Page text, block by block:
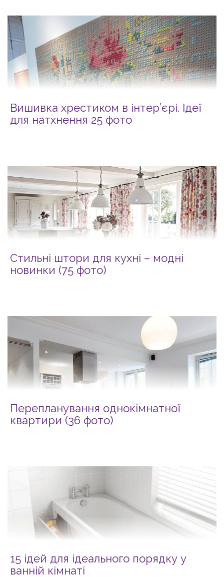
Вишивка хрестиком в інтер’єрі. Ідеї
для натхнення 25 фото
Стильні штори для кухні – модні
новинки (75 фото)
Перепланування однокімнатної
квартири (36 фото)
15 ідей для ідеального порядку у
ванній кімнаті